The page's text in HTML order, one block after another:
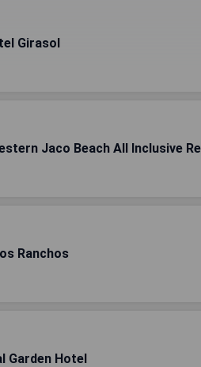
Girasol
Jaco Beach All Inclusive
Ranchos
Garden Hotel